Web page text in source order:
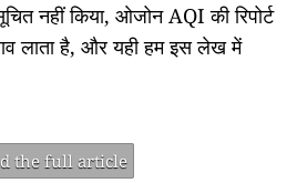
नहीं किया, ओजोन AQI की रिपोर्ट
लाता है, और यही हम इस लेख में
the full article